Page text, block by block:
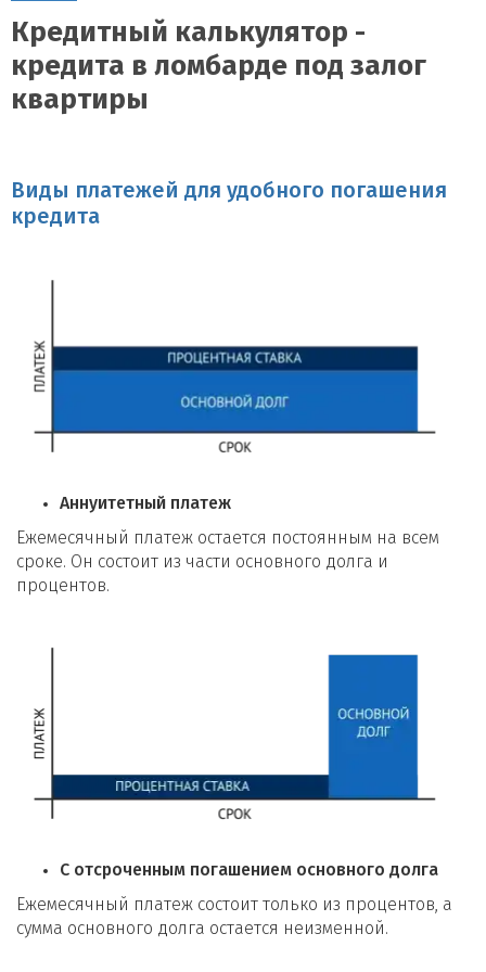
Кредитный калькулятор -
кредита в ломбарде под залог
квартиры
Виды платежей для удобного погашения
кредита
Аннуитетный платеж
Ежемесячный платеж остается постоянным на всем
сроке. Он состоит из части основного долга и
процентов.
С отсроченным погашением основного долга
Ежемесячный платеж состоит только из процентов, а
сумма основного долга остается неизменной.